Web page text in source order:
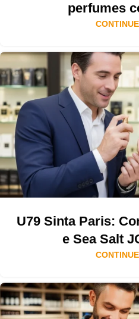
perfumes
U79 Sinta Paris:
e Sea Salt